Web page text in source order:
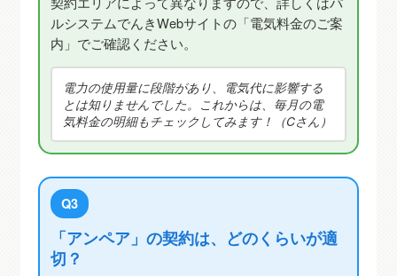
ルシステムでんきWebサイトの「電気料金のご案
内」でご確認ください。
電力の使用量に段階があり、電気代に影響する
とは知りませんでした。これからは、毎月の電
気料金の明細もチェックしてみます！（Cさん）
Q3
「アンペア」の契約は、どのくらいが適
切？